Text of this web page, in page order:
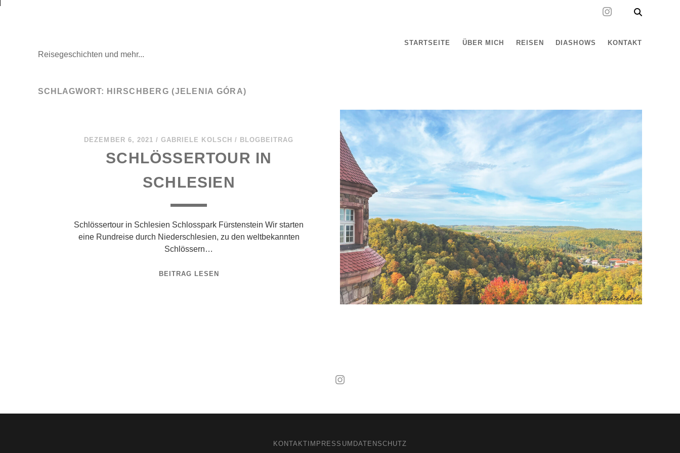
Reisegeschichten und mehr...
STARTSEITE ÜBER MICH REISEN DIASHOWS KONTAKT
SCHLAGWORT: HIRSCHBERG (JELENIA GÓRA)
DEZEMBER 6, 2021 /GABRIELE KOLSCH / BLOGBEITRAG
SCHLÖSSERTOUR IN
SCHLESIEN
Schlössertour in Schlesien Schlosspark Fürstenstein Wir starten
eine Rundreise durch Niederschlesien, zu den weltbekannten
Schlössern…
BEITRAG LESEN
KONTAKT IMPRESSUM DATENSCHUTZ